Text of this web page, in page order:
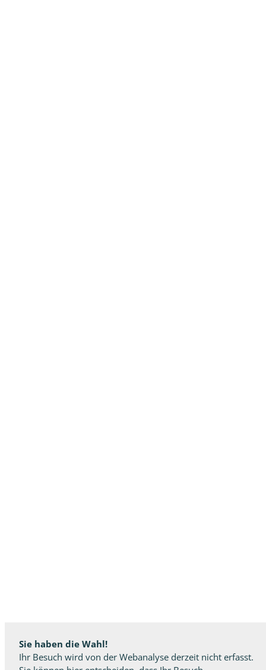
Sie haben die Wahl!
Ihr Besuch wird von der Webanalyse derzeit nicht erfasst.